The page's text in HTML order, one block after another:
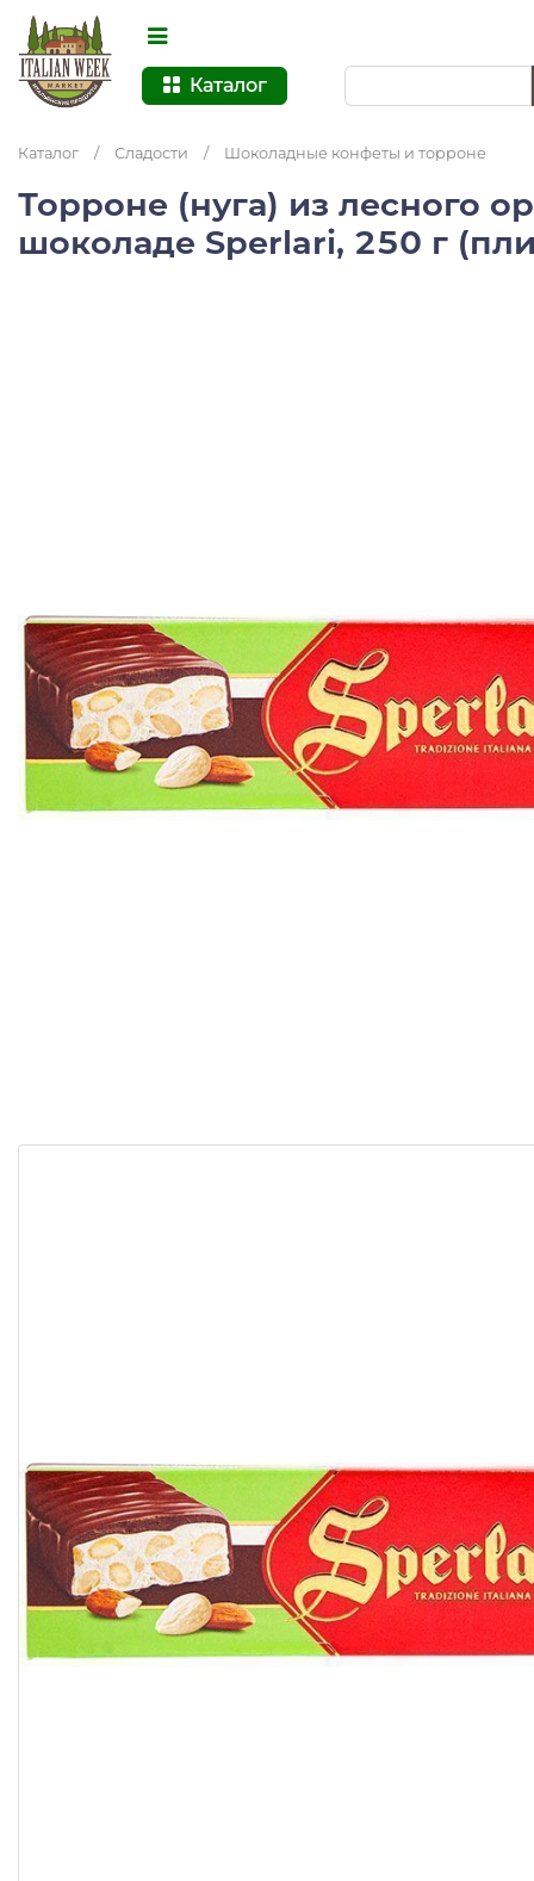
Каталог
Каталог / Сладости / Шоколадные конфеты и торроне
Торроне (нуга) из лесного
шоколаде Sperlari, 250 г